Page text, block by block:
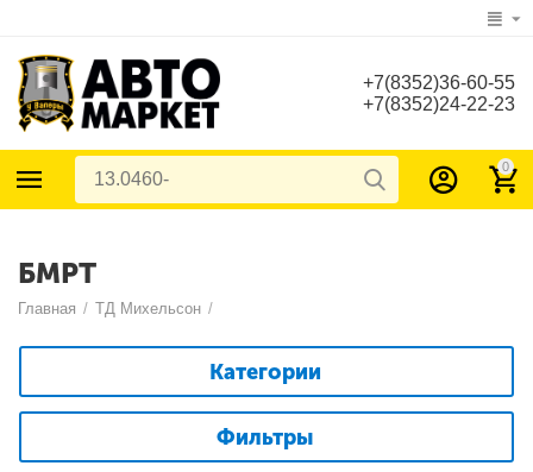
+7(8352)36-60-55
+7(8352)24-22-23
0
БМРТ
Главная / ТД Михельсон /
Категории
Фильтры